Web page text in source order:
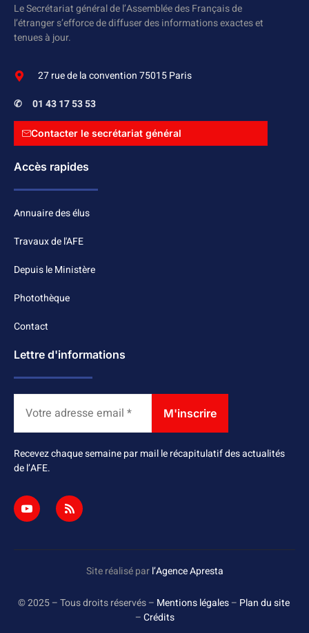
Le Secrétariat général de l’Assemblée des Français de
l’étranger s’efforce de diffuser des informations exactes et
tenues à jour.
27 rue de la convention 75015 Paris
✆ 01 43 17 53 53
Contacter le secrétariat général
Accès rapides
Annuaire des élus
Travaux de l'AFE
Depuis le Ministère
Photothèque
Contact
Lettre d'informations
Recevez chaque semaine par mail le récapitulatif des actualités
de l’AFE.
Site réalisé parl’Agence Apresta
© 2025 – Tous droits réservés – Mentions légales– Plan du site
–Crédits